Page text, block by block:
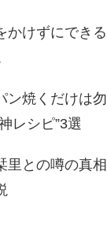
かけずにできる
ン焼くだけは勿
レシピ”3選
里との噂の真相